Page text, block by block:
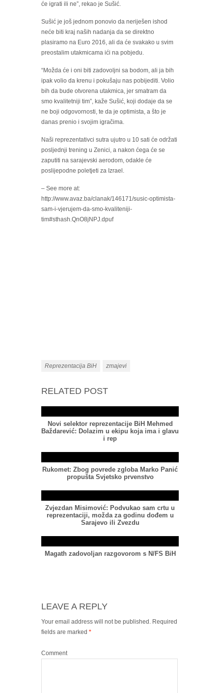
će igrati ili ne”, rekao je Sušić.
Sušić je još jednom ponovio da neriješen ishod
neće biti kraj naših nadanja da se direktno
plasiramo na Euro 2016, ali da će svakako u svim
preostalim utakmicama ići na pobjedu.
“Možda će i oni biti zadovoljni sa bodom, ali ja bih
ipak volio da krenu i pokušaju nas pobijediti. Volio
bih da bude otvorena utakmica, jer smatram da
smo kvalitetniji tim”, kaže Sušić, koji dodaje da se
ne boji odgovornosti, te da je optimista, a što je
danas prenio i svojim igračima.
Naši reprezentativci sutra ujutro u 10 sati će održati
posljednji trening u Zenici, a nakon ćega će se
zaputiti na sarajevski aerodom, odakle će
poslijepodne poletjeti za Izrael.
– See more at:
http://www.avaz.ba/clanak/146171/susic-optimista-
sam-i-vjerujem-da-smo-kvaliteniji-
tim#sthash.QnO8jNPJ.dpuf
Reprezentacija BiH zmajevi
RELATED POST
Novi selektor reprezentacije BiH Mehmed
Baždarević: Dolazim u ekipu koja ima i glavu
i rep
Rukomet: Zbog povrede zgloba Marko Panić
propušta Svjetsko prvenstvo
Zvjezdan Misimović: Podvukao sam crtu u
reprezentaciji, možda za godinu dođem u
Sarajevo ili Zvezdu
Magath zadovoljan razgovorom s N/FS BiH
LEAVE A REPLY
Your email address will not be published. Required
fields are marked *
Comment